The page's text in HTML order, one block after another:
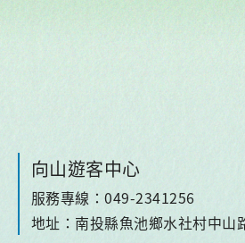
向山遊客中心
服務專線：049-2341256
地址：南投縣魚池鄉水社村中山